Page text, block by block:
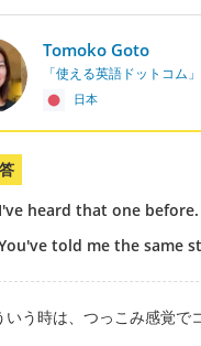
Tomoko Goto
「使える英語ドットコム
日本
I've heard that one before.
told me the same
いう時は、つっこみ感覚で